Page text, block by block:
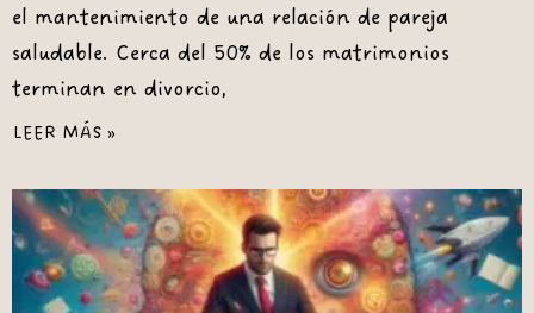
el mantenimiento de una relación de pareja
saludable. Cerca del 50% de los matrimonios
terminan en divorcio,
LEER MÁS »